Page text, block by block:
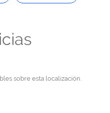
sobre esta localización.